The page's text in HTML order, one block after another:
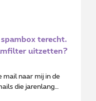
alsook
van de
gebruikers vrij te
terecht.
uitzetten?
mail naar mij in de
die jarenlang
phishing bijna nooit